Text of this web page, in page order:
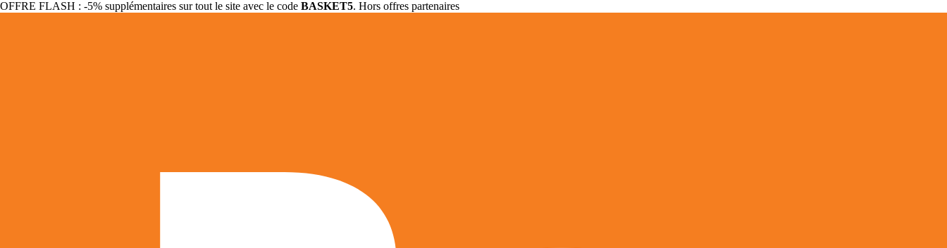
OFFRE FLASH : -5% supplémentaires sur tout le site avec le code BASKET5. Hors offres partenaires